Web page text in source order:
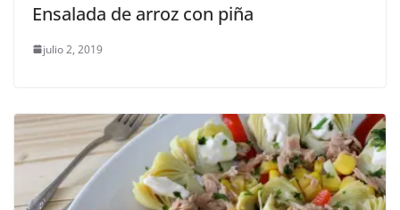
Ensalada de arroz con piña
julio 2, 2019